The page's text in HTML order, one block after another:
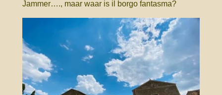
Jammer…., maar waar is il borgo fantasma?